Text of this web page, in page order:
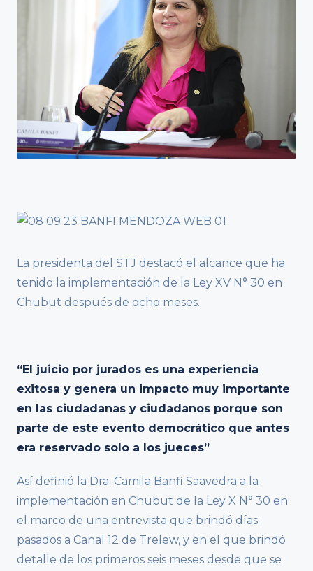
La presidenta del STJ destacó el alcance que ha
tenido la implementación de la Ley XV N° 30 en
Chubut después de ocho meses.
“El juicio por jurados es una experiencia
exitosa y genera un impacto muy importante
en las ciudadanas y ciudadanos porque son
parte de este evento democrático que antes
era reservado solo a los jueces”
Así definió la Dra. Camila Banfi Saavedra a la
implementación en Chubut de la Ley X N° 30 en
el marco de una entrevista que brindó días
pasados a Canal 12 de Trelew, y en el que brindó
detalle de los primeros seis meses desde que se